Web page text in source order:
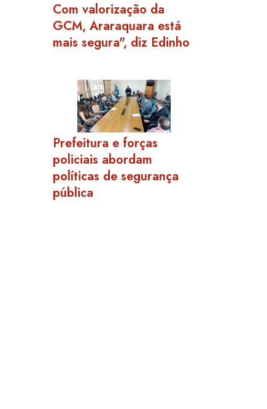
Com valorização da
GCM, Araraquara está
mais segura", diz Edinho
Prefeitura e forças
policiais abordam
políticas de segurança
pública